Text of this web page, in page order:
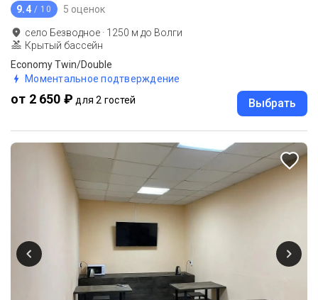
9.4 / 10 5 оценок
село Безводное · 1250 м до Волги
Крытый бассейн
Economy Twin/Double
Моментальное подтверждение
от 2 650 ₽ для 2 гостей Выбрать